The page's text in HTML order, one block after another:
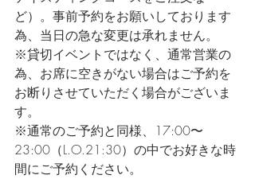
ど）。事前予約をお願いしております
為、当日の急な変更は承れません。
※貸切イベントではなく、通常営業の
為、お席に空きがない場合はご予約を
お断りさせていただく場合がございま
す。
※通常のご予約と同様、17:00〜
23:00（L.O.21:30）の中でお好きな時
間にご予約ください。